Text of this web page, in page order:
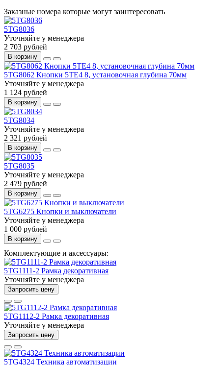
Заказные номера которые могут заинтересовать
5TG8036
Уточняйте у менеджера
2 703 рублей
В корзину
5TG8062 Кнопки 5TE4 8, установочная глубина 70мм
Уточняйте у менеджера
1 124 рублей
В корзину
5TG8034
Уточняйте у менеджера
2 321 рублей
В корзину
5TG8035
Уточняйте у менеджера
2 479 рублей
В корзину
5TG6275 Кнопки и выключатели
Уточняйте у менеджера
1 000 рублей
В корзину
Комплектующие и аксессуары:
5TG1111-2 Рамка декоративная
Уточняйте у менеджера
Запросить цену
5TG1112-2 Рамка декоративная
Уточняйте у менеджера
Запросить цену
5TG4324 Техника автоматизации